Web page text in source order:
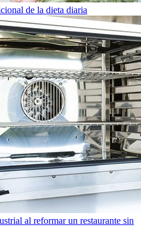
de la dieta diaria
al reformar un restaurante sin